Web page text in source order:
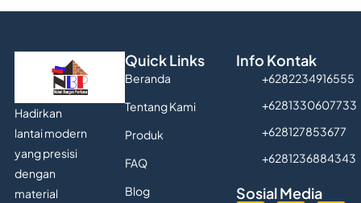
Hadirkan
lantai modern
yang presisi
dengan
material
Quick Links
Beranda
Tentang Kami
Produk
FAQ
Blog
Info Kontak
+6282234916555
+6281330607733
+628127853677
+6281236884343
Sosial Media